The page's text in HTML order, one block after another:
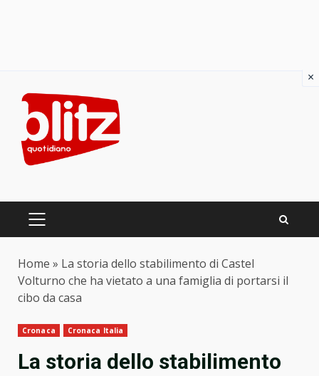
content
PRIMARY
Home » La storia dello stabilimento di Castel
Volturno che ha vietato a una famiglia di portarsi il
cibo da casa
Cronaca Cronaca Italia
La storia dello stabilimento
×